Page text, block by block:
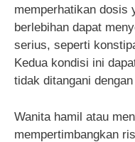
memperhatikan dosis
berlebihan dapat
serius, seperti
Kedua kondisi ini
tidak ditangani dengan
Wanita hamil atau
mempertimbangkan